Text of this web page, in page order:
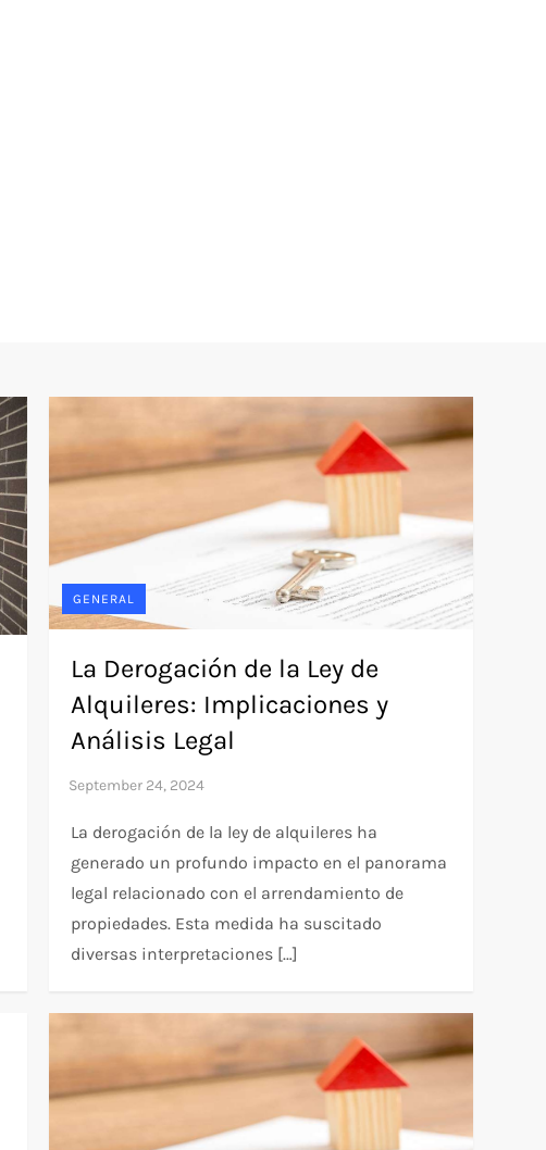
GENERAL
La Derogación de la Ley de
Alquileres: Implicaciones y
Análisis Legal
La derogación de la ley de alquileres ha
generado un profundo impacto en el panorama
legal relacionado con el arrendamiento de
propiedades. Esta medida ha suscitado
diversas interpretaciones […]